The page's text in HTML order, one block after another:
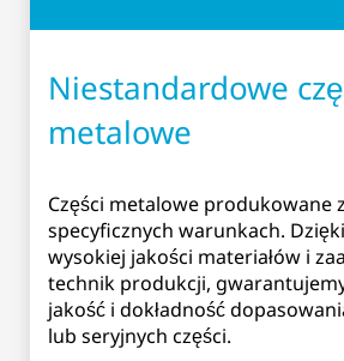
Niestandardowe
metalowe
Części metalowe produkowane
specyficznych warunkach.
wysokiej jakości materiałów i
technik produkcji,
jakość i dokładność
lub seryjnych części.